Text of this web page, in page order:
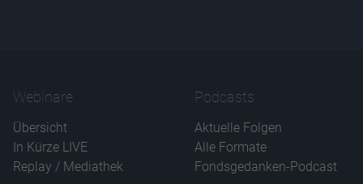
Webinare
Übersicht
In Kürze LIVE
Replay / Mediathek
Podcasts
Aktuelle Folgen
Alle Formate
Fondsgedanken-Podcast